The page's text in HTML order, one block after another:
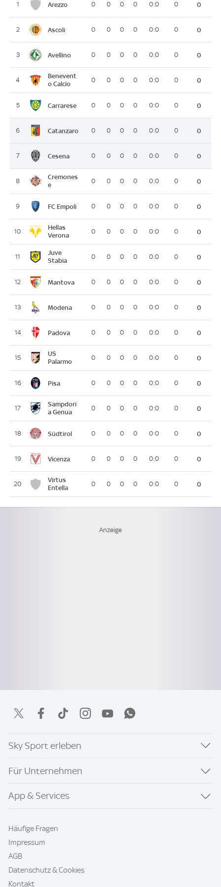
1 Arezzo 0 0 0 0 0:0 0 0
2 Ascoli 0 0 0 0 0:0 0 0
3 Avellino 0 0 0 0 0:0 0 0
4
Benevent
o Calcio
0 0 0 0 0:0 0 0
5 Carrarese 0 0 0 0 0:0 0 0
6 Catanzaro 0 0 0 0 0:0 0 0
7 Cesena 0 0 0 0 0:0 0 0
8
Cremones
e
0 0 0 0 0:0 0 0
9 FC Empoli 0 0 0 0 0:0 0 0
10
Hellas
Verona
0 0 0 0 0:0 0 0
11
Juve
Stabia
0 0 0 0 0:0 0 0
12 Mantova 0 0 0 0 0:0 0 0
13 Modena 0 0 0 0 0:0 0 0
14 Padova 0 0 0 0 0:0 0 0
15
US
Palarmo
0 0 0 0 0:0 0 0
16 Pisa 0 0 0 0 0:0 0 0
17
Sampdori
a Genua
0 0 0 0 0:0 0 0
18 Südtirol 0 0 0 0 0:0 0 0
19 Vicenza 0 0 0 0 0:0 0 0
20
Virtus
Entella
0 0 0 0 0:0 0 0
Sky Sport erleben
Für Unternehmen
App & Services
Häufige Fragen
Impressum
AGB
Datenschutz & Cookies
Kontakt